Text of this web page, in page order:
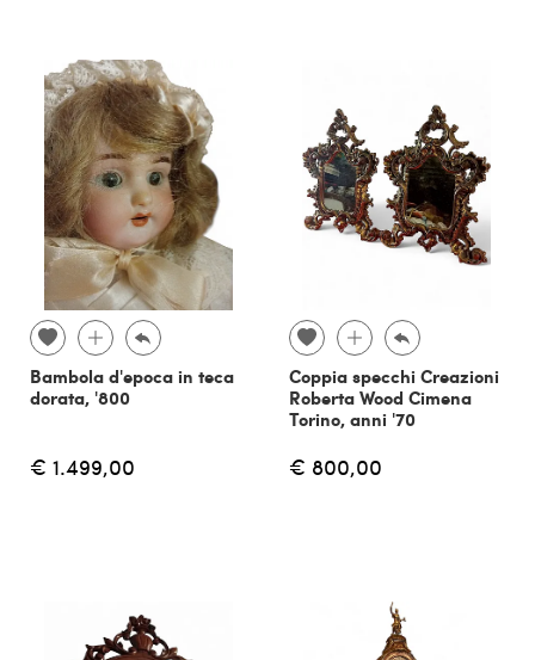
Bambola d'epoca in teca
dorata, '800
€ 1.499,00
Coppia specchi Creazioni
Roberta Wood Cimena
Torino, anni '70
€ 800,00